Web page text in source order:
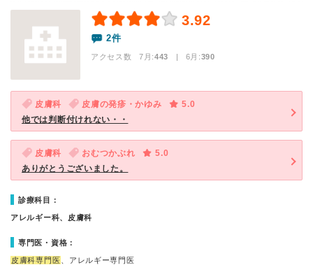
3.92
2件
アクセス数 7月:443 | 6月:390
皮膚科 皮膚の発疹・かゆみ
5.0
他では判断付けれない・・
皮膚科 おむつかぶれ
5.0
ありがとうございました。
診療科目：
アレルギー科、皮膚科
専門医・資格：
皮膚科専門医 、アレルギー専門医